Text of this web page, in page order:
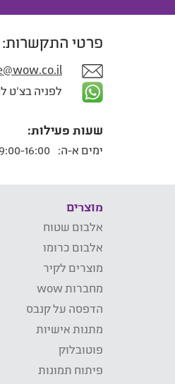
פרטי התקשרות:
לפניה בצ'ט
שעות פעילות:
ימים א-ה:
מוצרים
אלבום שטוח
אלבום כרומו
מוצרים לקיר
מחברות wow
הדפסה על קנבס
מתנות אישיות
פוטובלוק
פיתוח תמונות